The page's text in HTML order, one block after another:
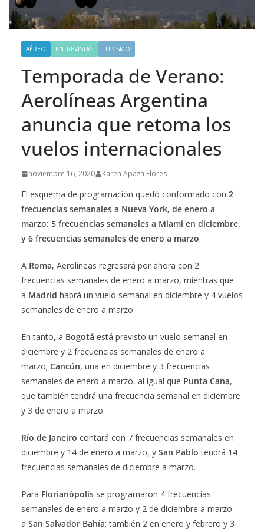
AÉREO ENTREVISTAS TURISMO
Temporada de Verano:
Aerolíneas Argentina
anuncia que retoma los
vuelos internacionales
noviembre 16, 2020 Karen Apaza Flores
El esquema de programación quedó conformado con 2
frecuencias semanales a Nueva York, de enero a
marzo; 5 frecuencias semanales a Miami en diciembre,
y 6 frecuencias semanales de enero a marzo.
A Roma, Aerolíneas regresará por ahora con 2
frecuencias semanales de enero a marzo, mientras que
a Madrid habrá un vuelo semanal en diciembre y 4 vuelos
semanales de enero a marzo.
En tanto, a Bogotá está previsto un vuelo semanal en
diciembre y 2 frecuencias semanales de enero a
marzo; Cancún, una en diciembre y 3 frecuencias
semanales de enero a marzo, al igual que Punta Cana,
que también tendrá una frecuencia semanal en diciembre
y 3 de enero a marzo.
Río de Janeiro contará con 7 frecuencias semanales en
diciembre y 14 de enero a marzo, y San Pablo tendrá 14
frecuencias semanales de diciembre a marzo.
Para Florianópolis se programaron 4 frecuencias
semanales de enero a marzo y 2 de diciembre a marzo
a San Salvador Bahía; también 2 en enero y febrero y 3